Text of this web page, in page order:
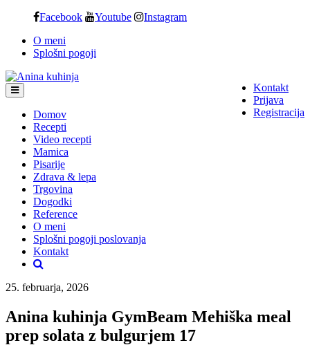
content
Facebook Youtube Instagram
O meni
Splošni pogoji
Kontakt
Prijava
Registracija
Domov
Recepti
Video recepti
Mamica
Pisarije
Zdrava & lepa
Trgovina
Dogodki
Reference
O meni
Splošni pogoji poslovanja
Kontakt
25. februarja, 2026
Anina kuhinja GymBeam Mehiška meal
prep solata z bulgurjem 17